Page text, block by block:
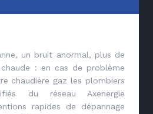
un bruit anormal, plus de
chaude : en cas de problème
chaudière gaz les plombiers
du réseau Axenergie
rapides de dépannage